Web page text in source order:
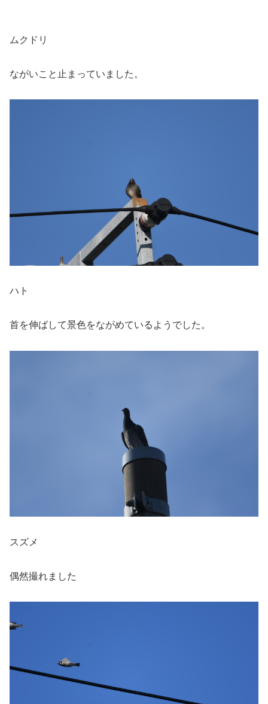
ムクドリ
ながいこと止まっていました。
ハト
首を伸ばして景色をながめているようでした。
スズメ
偶然撮れました